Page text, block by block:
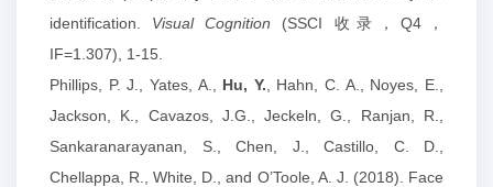
identification. Visual Cognition (SSCI 收录，Q4，
IF=1.307), 1-15.
Phillips, P. J., Yates, A., Hu, Y. , Hahn, C. A., Noyes, E.,
Jackson, K., Cavazos, J.G., Jeckeln, G., Ranjan, R.,
Sankaranarayanan, S., Chen, J., Castillo, C. D.,
Chellappa, R., White, D., and O’Toole, A. J. (2018). Face